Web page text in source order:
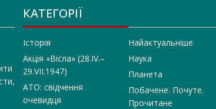
КАТЕГОРІЇ
Історія
Акція «Вісла» (28.IV.–
29.VII.1947)
АТО: свідчення
очевидця
Найактуальніше
Наука
Планета
Побачене. Почуте.
Прочитане